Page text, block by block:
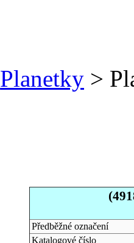
Planetky >
Předběžné označení
Katalogové číslo